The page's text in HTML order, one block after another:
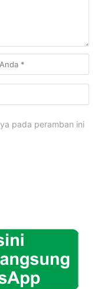
pada peramban ini